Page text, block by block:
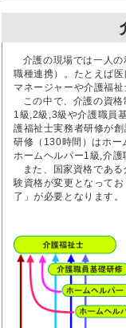
介護の現場では一人
職種連携）。たとえば
マネージャーや介護福祉
この中で、介護の資
1級,2級,3級や介護職員
護福祉士実務者研修が
研修（130時間）はホー
ホームヘルパー1級,介護
また、国家資格であ
験資格が変更となって
了」が必要となります。